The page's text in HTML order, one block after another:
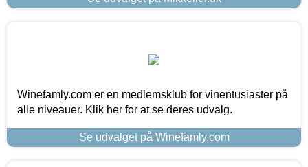
Winefamly.com er en medlemsklub for vinentusiaster på
alle niveauer. Klik her for at se deres udvalg.
Se udvalget på Winefamly.com